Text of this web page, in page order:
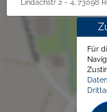
Lindachstr 2 - 4, 73098
Für